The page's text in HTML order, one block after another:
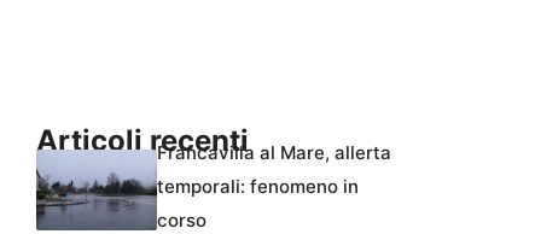
Articoli recentiFrancavilla al Mare, allerta
temporali: fenomeno in
corso